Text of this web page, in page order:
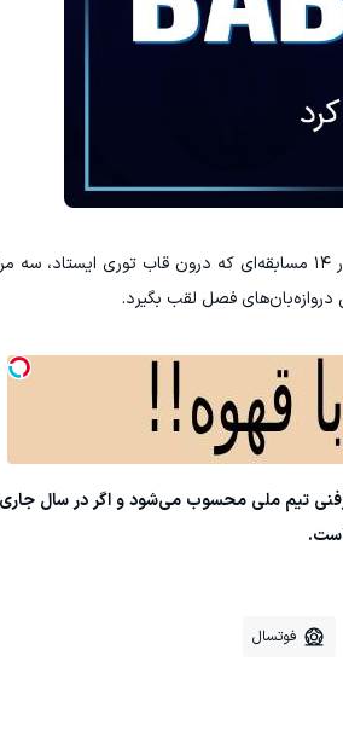
بابایی در نقل و انتقالات فصل گذشته، از فولاد زرند به پالایش نفت اصفهان پیوست و در ۱۴ مسابقه‌ای که درون قاب
تیم ملی محسوب می‌شود و اگر در سال جاری
فوتسال